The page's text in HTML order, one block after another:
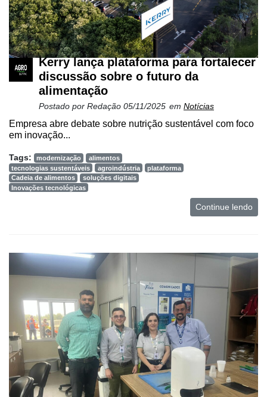
se
Minha
conta
Destaque
Troca
de
Agricultura
Precisão
Automação
Robótica
Conectividade
Dados
Kerry lança plataforma para fortalecer
discussão sobre o futuro da
alimentação
Postado por Redação 05/11/2025 em Notícias
Empresa abre debate sobre nutrição sustentável com foco
em inovação...
Tags: modernização
alimentos
tecnologias sustentáveis
agroindústria
plataforma
Cadeia de alimentos
soluções digitais
Inovações tecnológicas
Continue lendo